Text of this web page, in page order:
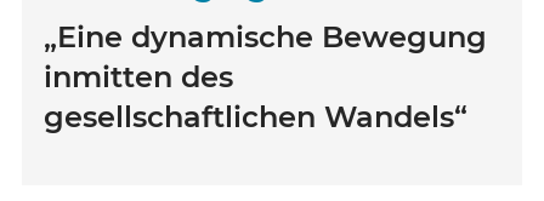
„Eine dynamische Bewegung
inmitten des
gesellschaftlichen Wandels“